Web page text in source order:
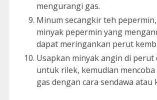
mengurangi gas.
Minum secangkir teh
minyak pepermin yang
dapat meringankan perut
Usapkan minyak angin di perut
untuk rilek, kemudian
gas dengan cara sendawa atau